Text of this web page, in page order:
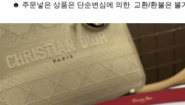
☻ 주문넣은 상품은 단순변심에 의한 교환/환불은 불